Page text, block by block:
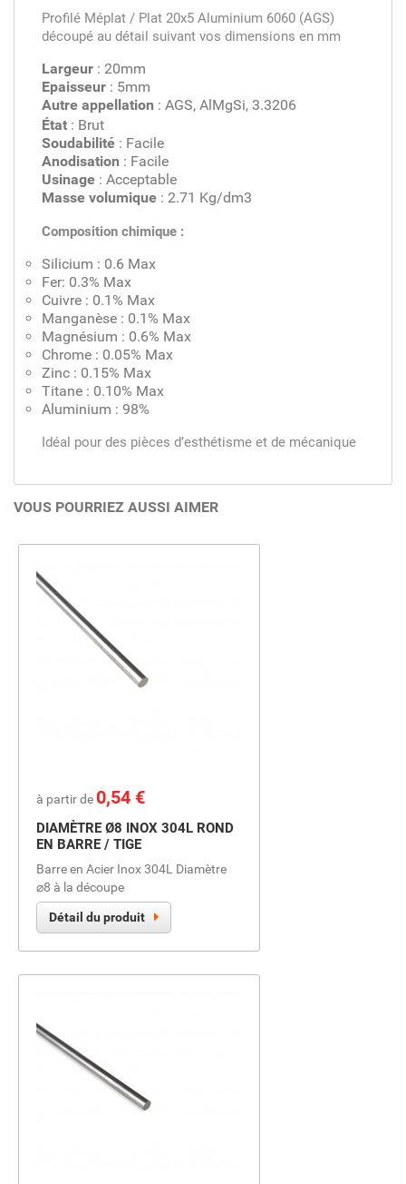
Profilé Méplat / Plat 20x5 Aluminium 6060 (AGS)
découpé au détail suivant vos dimensions en mm
Largeur : 20mm
Epaisseur : 5mm
Autre appellation : AGS, AlMgSi, 3.3206
État : Brut
Soudabilité : Facile
Anodisation : Facile
Usinage : Acceptable
Masse volumique : 2.71 Kg/dm3
Composition chimique :
Silicium : 0.6 Max
Fer: 0.3% Max
Cuivre : 0.1% Max
Manganèse : 0.1% Max
Magnésium : 0.6% Max
Chrome : 0.05% Max
Zinc : 0.15% Max
Titane : 0.10% Max
Aluminium : 98%
Idéal pour des pièces d’esthétisme et de mécanique
VOUS POURRIEZ AUSSI AIMER
à partir de Prix
0,54 €
DIAMÈTRE Ø8 INOX 304L ROND
EN BARRE / TIGE
Barre en Acier Inox 304L Diamètre
⌀8 à la découpe
Détail du produit